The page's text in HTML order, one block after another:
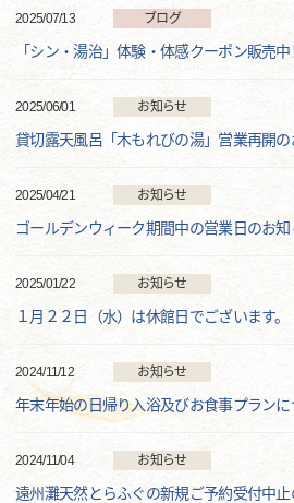
2025/07/13 ブログ
「シン・湯治」体験・体感クーポン販売中
2025/06/01 お知らせ
貸切露天風呂「木もれびの湯」営業再開
2025/04/21 お知らせ
ゴールデンウィーク期間中の営業日のお知
2025/01/22 お知らせ
１月２２日（水）は休館日でございます。
2024/11/12 お知らせ
年末年始の日帰り入浴及びお食事プランに
2024/11/04 お知らせ
遠州灘天然とらふぐの新規ご予約受付中